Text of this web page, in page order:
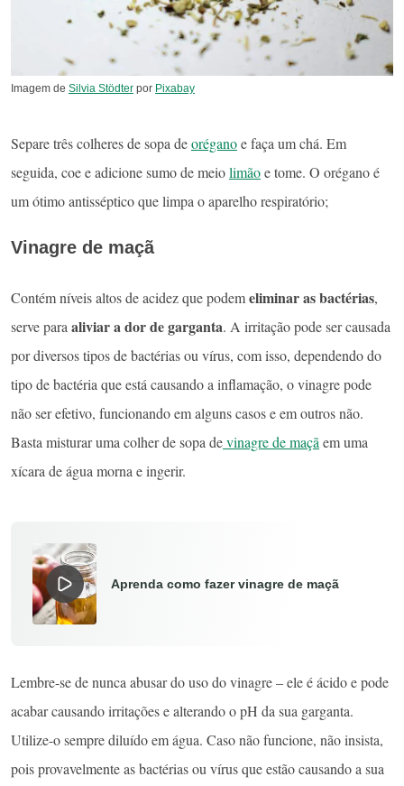
Imagem de Silvia Stödter por Pixabay
Separe três colheres de sopa deoréganoe faça um chá. Em
seguida, coe e adicione sumo de meiolimãoe tome. O orégano é
um ótimo antisséptico que limpa o aparelho respiratório;
Vinagre de maçã
Contém níveis altos de acidez que podemeliminar as bactérias,
serve para aliviar a dor de garganta. A irritação pode ser causada
por diversos tipos de bactérias ou vírus, com isso, dependendo do
tipo de bactéria que está causando a inflamação, o vinagre pode
não ser efetivo, funcionando em alguns casos e em outros não.
Basta misturar uma colher de sopa devinagre de maçã em uma
xícara de água morna e ingerir.
Aprenda como fazer vinagre de maçã
Lembre-se de nunca abusar do uso do vinagre – ele é ácido e pode
acabar causando irritações e alterando o pH da sua garganta.
Utilize-o sempre diluído em água. Caso não funcione, não insista,
pois provavelmente as bactérias ou vírus que estão causando a sua